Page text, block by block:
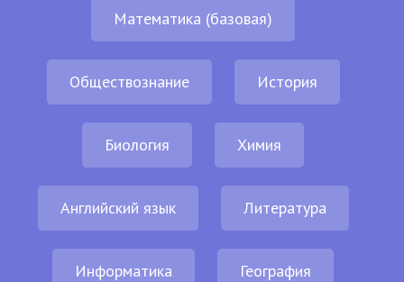
Математика (базовая)
Обществознание История
Биология Химия
Английский язык Литература
Информатика География